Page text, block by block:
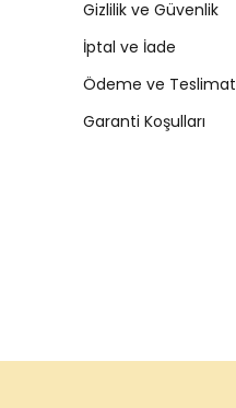
Gizlilik ve Güvenlik
İptal ve İade
Ödeme ve Teslimat
Garanti Koşulları